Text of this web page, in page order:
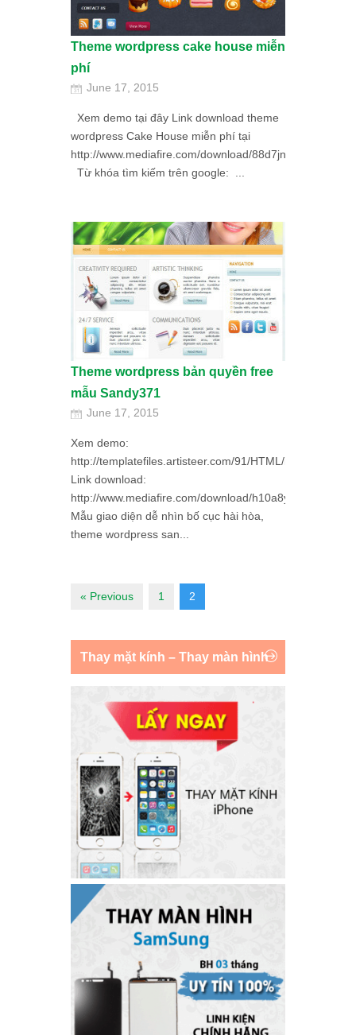
Theme wordpress cake house miễn
phí
June 17, 2015
Xem demo tại đây Link download theme
wordpress Cake House miễn phí tại
http://www.mediafire.com/download/88d7jn8gc48nna2/
Từ khóa tìm kiếm trên google: ...
Theme wordpress bản quyền free
mẫu Sandy371
June 17, 2015
Xem demo:
http://templatefiles.artisteer.com/91/HTML/index.html
Link download:
http://www.mediafire.com/download/h10a8yz1e9m309y/
Mẫu giao diện dễ nhìn bố cục hài hòa,
theme wordpress san...
« Previous 1 2
Thay mặt kính – Thay màn hình